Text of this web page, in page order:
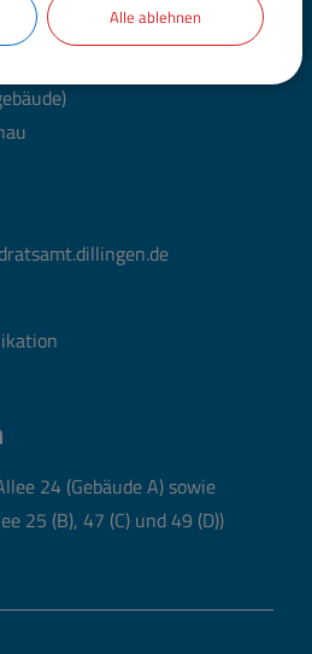
24 (Gebäude A) sowie
25 (B), 47 (C) und 49 (D))
Alle ablehnen